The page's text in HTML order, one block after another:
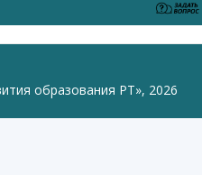
образования РТ», 2026